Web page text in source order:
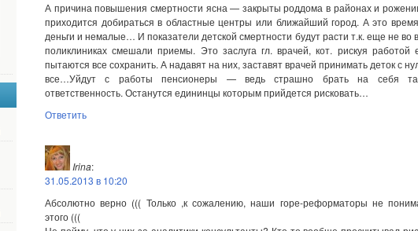
А причина повышения смертности ясна — закрыты роддома в районах и
приходится добираться в областные центры или ближайший город. А это
деньги и немалые… И показатели детской смертности будут расти т.к. еще не во
поликлиниках смешали приемы. Это заслуга гл. врачей, кот. рискуя работой
пытаются все сохранить. А надавят на них, заставят врачей принимать деток с
все…Уйдут с работы пенсионеры — ведь страшно брать на себя
ответственность. Останутся едининцы которым прийдется рисковать…
Ответить
Irina:
31.05.2013 в 10:20
Абсолютно верно ((( Только ,к сожалению, наши горе-реформаторы не
этого (((